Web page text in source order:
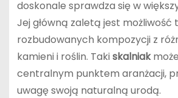
doskonale sprawdza się w
Jej główną zaletą jest możliwość
rozbudowanych kompozycji z
kamieni i roślin. Takiskalniak
centralnym punktem aranżacji,
uwagę swoją naturalną urodą.